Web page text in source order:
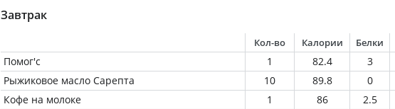
Завтрак
Кол-во Калории Белки
Помог'c 1 82.4 3
Рыжиковое масло Сарепта
10 89.8 0
Кофе на молоке
1 86 2.5